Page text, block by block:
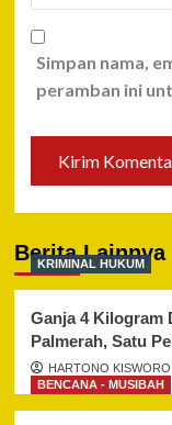
Simpan nama,
peramban ini
Berita Lainnya
KRIMINAL HUKUM
Ganja 4 Kilogram
Palmerah, Satu
HARTONO KISWORO
BENCANA - MUSIBAH